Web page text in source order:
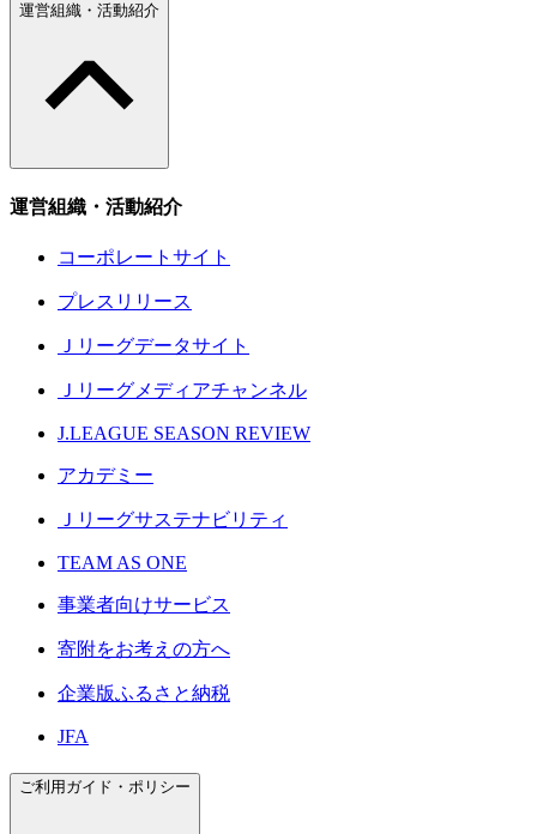
運営組織・活動紹介
運営組織・活動紹介
コーポレートサイト
プレスリリース
Ｊリーグデータサイト
Ｊリーグメディアチャンネル
J.LEAGUE SEASON REVIEW
アカデミー
Ｊリーグサステナビリティ
TEAM AS ONE
事業者向けサービス
寄附をお考えの方へ
企業版ふるさと納税
JFA
ご利用ガイド・ポリシー